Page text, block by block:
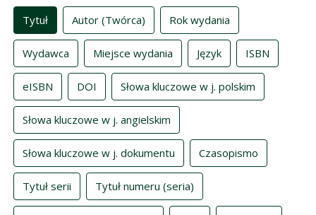
Indeksy
Tytuł Autor (Twórca) Rok wydania
Wydawca Miejsce wydania Język ISBN
eISBN DOI Słowa kluczowe w j. polskim
Słowa kluczowe w j. angielskim
Słowa kluczowe w j. dokumentu Czasopismo
Tytuł serii Tytuł numeru (seria)